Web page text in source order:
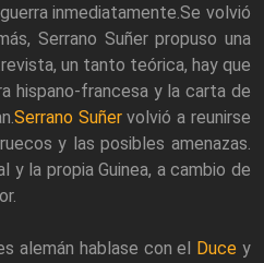
inmediatamente.Se volvió
Serrano Suñer propuso una
un tanto teórica, hay que
hispano-francesa y la carta de
Serrano Suñervolvió a reunirse
y las posibles amenazas.
y la propia Guinea, a cambio de
alemán hablase con el Duce y